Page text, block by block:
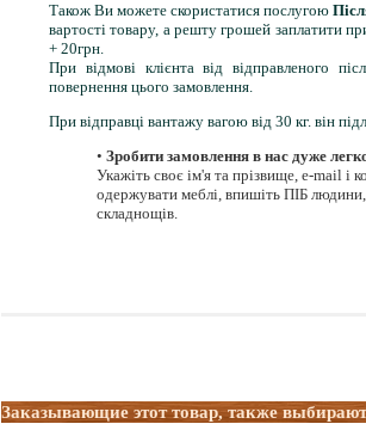
Також Ви можете скористатися послугою
вартості товару, а решту грошей заплатити
+ 20грн.
При відмові клієнта від відправленого
повернення цього замовлення.
При відправці вантажу вагою від 30 кг. він
• Зробити замовлення в нас дуже
Укажіть своє ім'я та прізвище, e-mail і
одержувати меблі, впишіть ПІБ
складнощів.
Заказывающие этот товар, также выбирают